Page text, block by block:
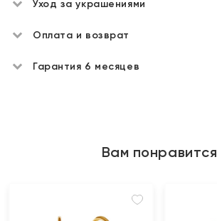
Уход за украшениями
Оплата и возврат
Гарантия 6 месяцев
Вам понравится